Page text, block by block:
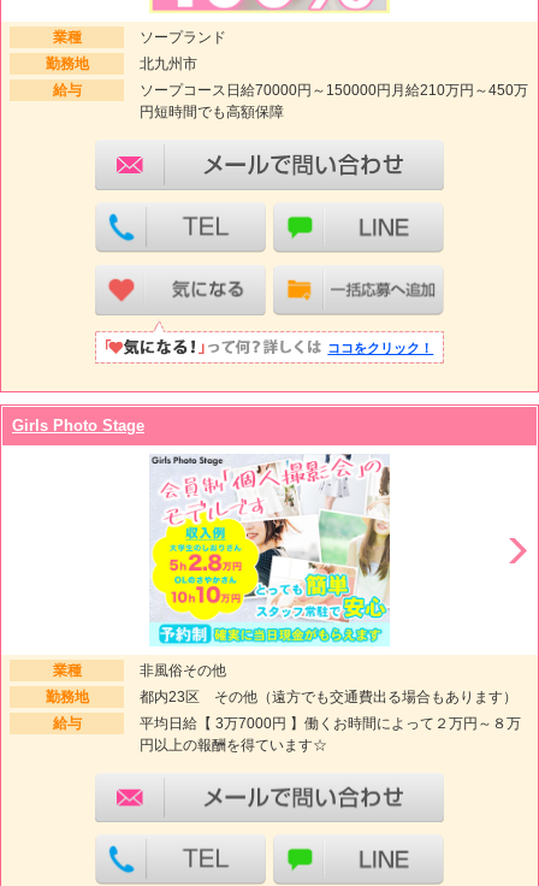
業種
ソープランド
勤務地
北九州市
給与
ソープコース日給70000円～150000円月給210万円～450万
円短時間でも高額保障
ココをクリック！
Girls Photo Stage
業種
非風俗その他
勤務地
都内23区 その他（遠方でも交通費出る場合もあります）
給与
平均日給【 3万7000円 】働くお時間によって２万円～８万
円以上の報酬を得ています☆